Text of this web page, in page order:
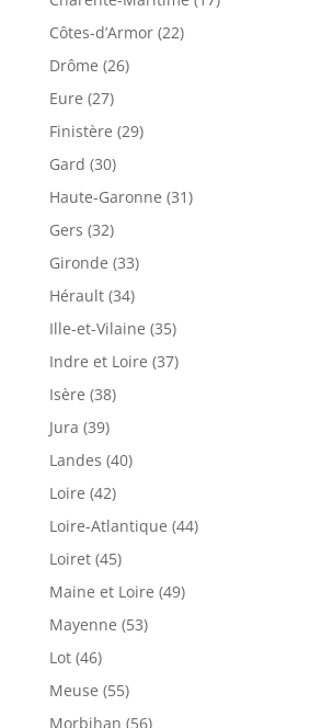
Côtes-d’Armor (22)
Drôme (26)
Eure (27)
Finistère (29)
Gard (30)
Haute-Garonne (31)
Gers (32)
Gironde (33)
Hérault (34)
Ille-et-Vilaine (35)
Indre et Loire (37)
Isère (38)
Jura (39)
Landes (40)
Loire (42)
Loire-Atlantique (44)
Loiret (45)
Maine et Loire (49)
Mayenne (53)
Lot (46)
Meuse (55)
Morbihan (56)